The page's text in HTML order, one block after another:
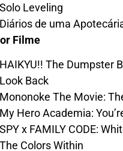
Solo Leveling
Diários de uma
Filme
HAIKYU!! The Dumpster
Look Back
Mononoke The Movie:
My Hero Academia:
SPY x FAMILY CODE:
The Colors Within